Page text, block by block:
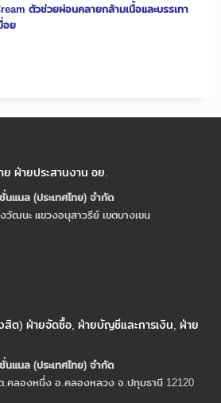
ตัวช่วยผ่อนคลายกล้ามเนื้อและบรรเทา
อย
ฝ่ายประสานงาน อย.
แนล (ประเทศไทย) จํากัด
ฒนะ แขวงอนุสาวรีย์ เขตบางเขน
สิต) ฝ่ายจัดซื้อ, ฝ่ายบัญชีและการเงิน, ฝ่าย
แนล (ประเทศไทย) จํากัด
.คลองหนึ่ง อ.คลองหลวง จ.ปทุมธานี 12120